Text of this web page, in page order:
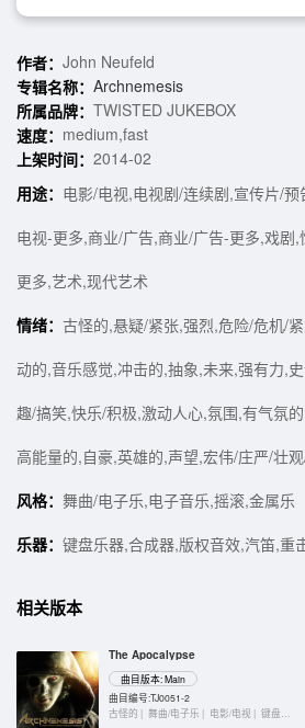
作者： John Neufeld
专辑名称： Archnemesis
所属品牌： TWISTED JUKEBOX
速度： medium,fast
上架时间： 2014-02
用途： 电影/电视,电视剧/连续剧,宣传片/
电视-更多,商业/广告,商业/广告-更多,戏剧
更多,艺术,现代艺术
情绪： 古怪的,悬疑/紧张,强烈,危险/危机/
动的,音乐感觉,冲击的,抽象,未来,强有力,
趣/搞笑,快乐/积极,激动人心,氛围,有气氛
高能量的,自豪,英雄的,声望,宏伟/庄严/壮
风格： 舞曲/电子乐,电子音乐,摇滚,金属乐
乐器： 键盘乐器,合成器,版权音效,汽笛,重
相关版本
The Apocalypse
曲目版本: Main
曲目编号:TJ0051-2
古怪的 | 舞曲/电子乐 | 电影/电视 | 键盘乐器